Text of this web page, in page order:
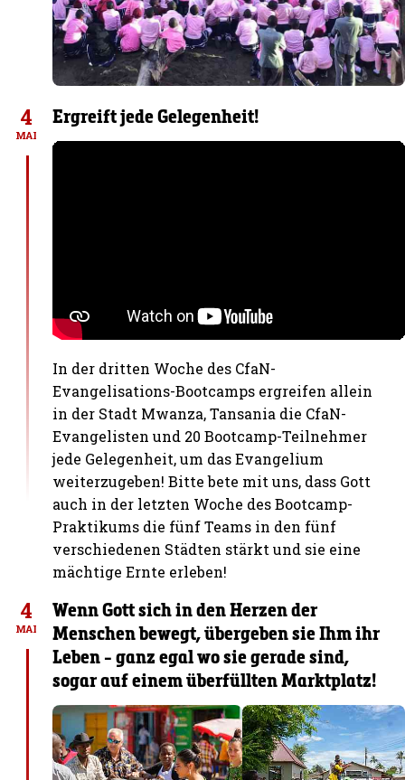
4
MAI
Ergreift jede Gelegenheit!
In der dritten Woche des CfaN-
Evangelisations-Bootcamps ergreifen allein
in der Stadt Mwanza, Tansania die CfaN-
Evangelisten und 20 Bootcamp-Teilnehmer
jede Gelegenheit, um das Evangelium
weiterzugeben! Bitte bete mit uns, dass Gott
auch in der letzten Woche des Bootcamp-
Praktikums die fünf Teams in den fünf
verschiedenen Städten stärkt und sie eine
mächtige Ernte erleben!
4
MAI
Wenn Gott sich in den Herzen der
Menschen bewegt, übergeben sie Ihm ihr
Leben - ganz egal wo sie gerade sind,
sogar auf einem überfüllten Marktplatz!